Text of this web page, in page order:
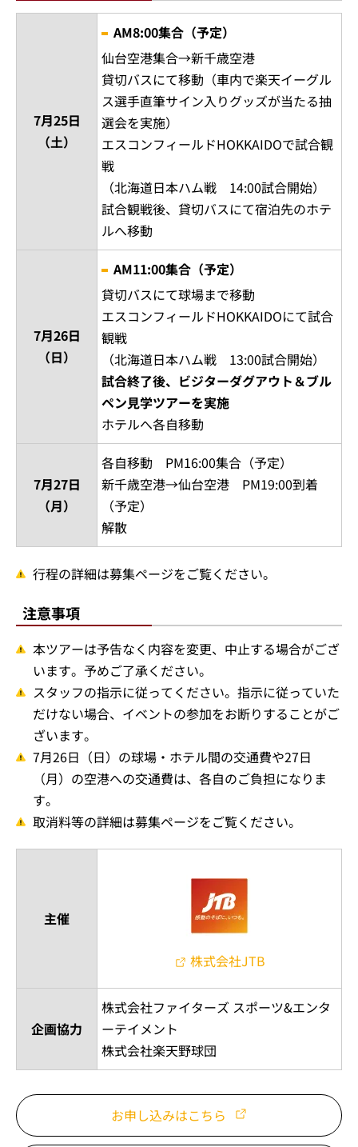
7月25日
（土）
AM8:00集合（予定）
仙台空港集合→新千歳空港
貸切バスにて移動（車内で楽天イーグル
ス選手直筆サイン入りグッズが当たる抽
選会を実施）
エスコンフィールドHOKKAIDOで試合観
戦
（北海道日本ハム戦 14:00試合開始）
試合観戦後、貸切バスにて宿泊先のホテ
ルへ移動
7月26日
（日）
AM11:00集合（予定）
貸切バスにて球場まで移動
エスコンフィールドHOKKAIDOにて試合
観戦
（北海道日本ハム戦 13:00試合開始）
試合終了後、ビジターダグアウト＆ブル
ペン見学ツアーを実施
ホテルへ各自移動
7月27日
（月）
各自移動 PM16:00集合（予定）
新千歳空港→仙台空港 PM19:00到着
（予定）
解散
行程の詳細は募集ページをご覧ください。
注意事項
本ツアーは予告なく内容を変更、中止する場合がござ
います。予めご了承ください。
スタッフの指示に従ってください。指示に従っていた
だけない場合、イベントの参加をお断りすることがご
ざいます。
7月26日（日）の球場・ホテル間の交通費や27日
（月）の空港への交通費は、各自のご負担になりま
す。
取消料等の詳細は募集ページをご覧ください。
主催
株式会社JTB
企画協力
株式会社ファイターズ スポーツ&エンタ
ーテイメント
株式会社楽天野球団
お申し込みはこちら